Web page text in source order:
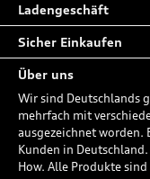
Ladengeschäft
Sicher Einkaufen
Über uns
Wir sind Deutschlands
mehrfach mit
ausgezeichnet worden.
Kunden in
How. Alle Produkte